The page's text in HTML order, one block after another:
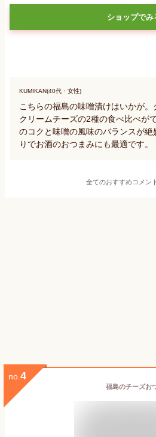
ショップでみ
KUMIKAN(40代・女性)
こちらの福島の味噌漬けはいかが
クリームチーズの2種の食べ比べが
のコクと味噌の風味のバランスが
りでお酒のおつまみにも最適です。
全てのおすすめコメン
no. 4
福島のチーズお